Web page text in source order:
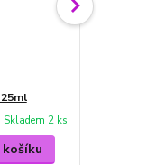
Skladem 2 ks